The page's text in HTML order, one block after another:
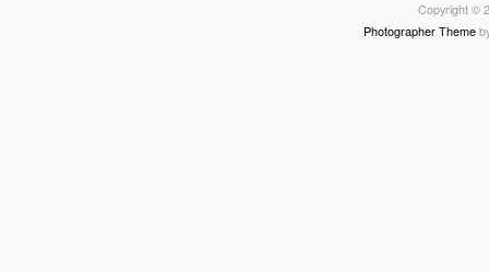
Copyright ©
Photographer Theme